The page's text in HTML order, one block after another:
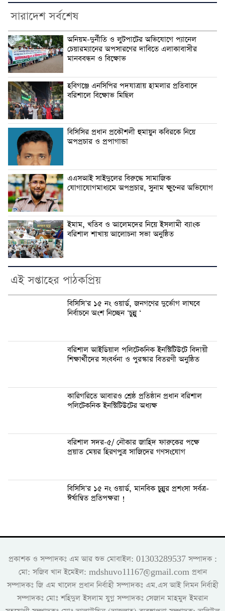
সারাদেশ সর্বশেষ
অনিয়ম-দুর্নীতি ও লুটপাটের অভিযোগে প্যানেল
চেয়ারম্যানের অপসারণের দাবিতে এলাকাবাসীর
মানববন্ধন ও বিক্ষোভ
হবিগঞ্জে এনসিপির পদযাত্রায় হামলার প্রতিবাদে
বরিশালে বিক্ষোভ মিছিল
বিসিসির প্রধান প্রকৌশলী হুমায়ুন কবিরকে নিয়ে
অপপ্রচার ও প্রপাগান্ডা
এএসআই সাইদুলের বিরুদ্ধে সামাজিক
যোগাযোগমাধ্যমে অপপ্রচার, সুনাম ক্ষুণ্নের অভিযোগ
ইমাম, খতিব ও আলেমদের নিয়ে ইসলামী ব্যাংক
বরিশাল শাখায় আলোচনা সভা অনুষ্ঠিত
এই সপ্তাহের পাঠকপ্রিয়
বিসিসি’র ১৫ নং ওয়ার্ড, জনগণের দুর্ভোগ লাঘবে
নির্বাচনে অংশ নিচ্ছেন ‘চুন্নু ‘
বরিশাল আইডিয়াল পলিটেকনিক ইনস্টিটিউটে বিদায়ী
শিক্ষার্থীদের সংবর্ধনা ও পুরস্কার বিতরণী অনুষ্ঠিত
কারিগরিতে আবারও শ্রেষ্ঠ প্রতিষ্ঠান প্রধান বরিশাল
পলিটেকনিক ইনস্টিটিউটের অধ্যক্ষ
বরিশাল সদর-৫/ নৌকার জাহিদ ফারুকের পক্ষে
প্র‍য়াত মেয়র হিরণপুত্র সাজিদের গণসংযোগ
বিসিসি’র ১৫ নং ওয়ার্ড, মানবিক চুন্নুর প্রশংসা সর্বত্র-
ঈর্ষান্বিত প্রতিপক্ষরা !
প্রকাশক ও সম্পাদকঃ এম আর শুভ মোবাইল: 01303289537 সম্পাদক :
মো: সজিব খান ইমেইল: mdshuvo11167@gmail.com প্রধান
সম্পাদকঃ জি এম খালেদ প্রধান নির্বাহী সম্পাদকঃ এম.এস আই লিমন নির্বাহী
সম্পাদকঃ মোঃ শহিদুল ইসলাম যুগ্ন সম্পাদকঃ সেজান মাহমুদ ইমরান